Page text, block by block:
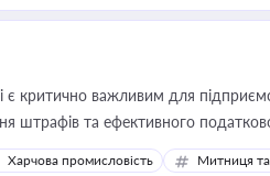
критично важливим для
штрафів та ефективного
Харчова промисловість Митниця